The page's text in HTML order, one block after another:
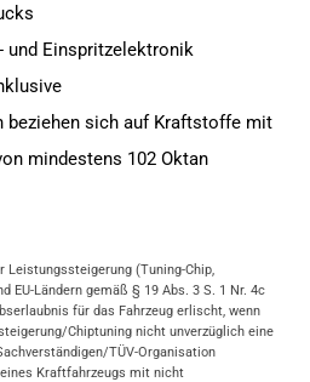
und Einspritzelektronik
beziehen sich auf Kraftstoffe mit
mindestens 102 Oktan
Leistungssteigerung (Tuning-Chip,
EU-Ländern gemäß § 19 Abs. 3 S. 1 Nr. 4c
für das Fahrzeug erlischt, wenn
Chiptuning nicht unverzüglich eine
TÜV-Organisation
Kraftfahrzeugs mit nicht